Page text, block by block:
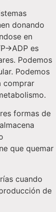
donando
en
>ADP es
Podemos
Podemos
comprar
formas de
que quemar
cuando
de